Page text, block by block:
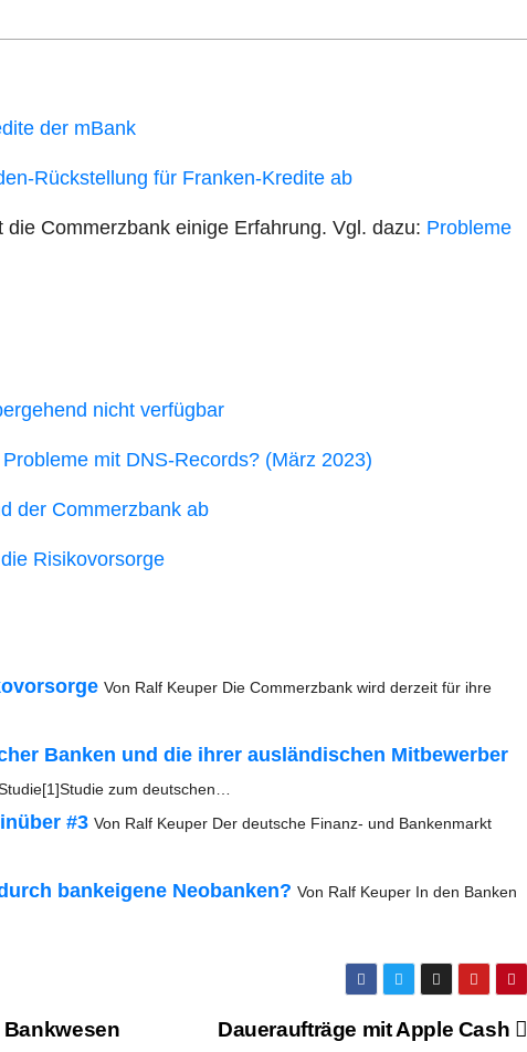
der mBank
Rück­stel­lung für Fran­ken-Kre­di­te ab
Com­merz­bank eini­ge Erfah­rung. Vgl. dazu: Pro­ble­me
nicht verfügbar
mit DNS-Records? (März 2023)
der Com­merz­bank ab
Risikovorsorge
Von Ralf Keu­per Die Com­merz­bank wird der­zeit für ihre
Ban­ken und die ihrer aus­län­di­schen Mit­be­wer­ber
zum deutschen…
#3 Von Ralf Keu­per Der deut­sche Finanz- und Ban­ken­markt
bank­ei­ge­ne Neo­ban­ken? Von Ralf Keu­per In den Ban­ken
Dau­er­auf­trä­ge mit Apple Cash